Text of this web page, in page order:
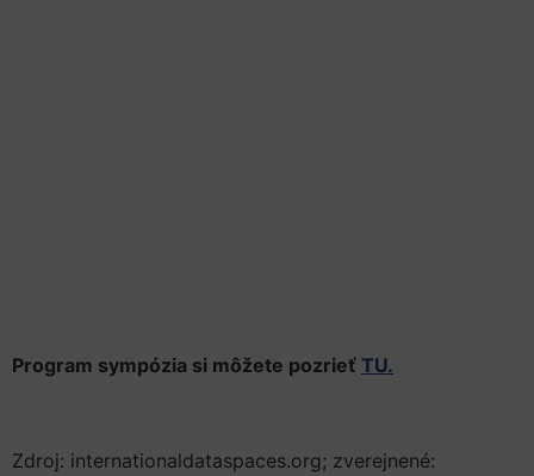
Program sympózia si môžete pozrieť TU.
Zdroj: internationaldataspaces.org; zverejnené: